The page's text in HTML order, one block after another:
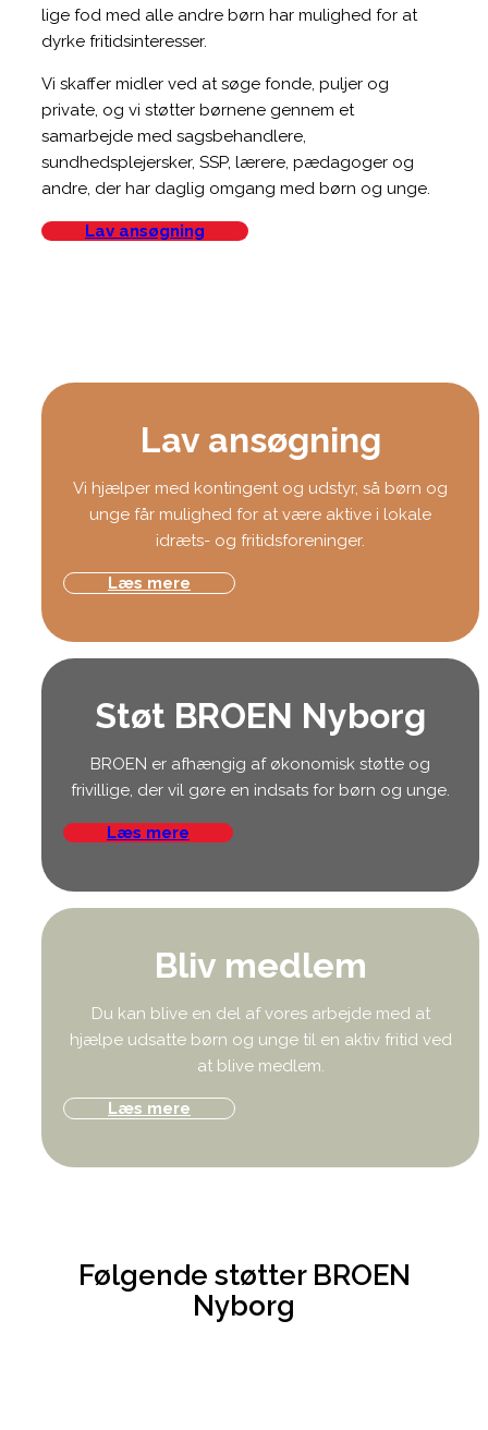
lige fod med alle andre børn har mulighed for at
dyrke fritidsinteresser.
Vi skaffer midler ved at søge fonde, puljer og
private, og vi støtter børnene gennem et
samarbejde med sagsbehandlere,
sundhedsplejersker, SSP, lærere, pædagoger og
andre, der har daglig omgang med børn og unge.
Lav ansøgning
Lav ansøgning
Vi hjælper med kontingent og udstyr, så børn og
unge får mulighed for at være aktive i lokale
idræts- og fritidsforeninger.
Læs mere
Støt BROEN Nyborg
BROEN er afhængig af økonomisk støtte og
frivillige, der vil gøre en indsats for børn og unge.
Læs mere
Bliv medlem
Du kan blive en del af vores arbejde med at
hjælpe udsatte børn og unge til en aktiv fritid ved
at blive medlem.
Læs mere
Følgende støtter BROEN
Nyborg